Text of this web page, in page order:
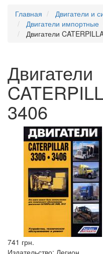
Главная
Двигатели и
Двигатели импортные
Двигатели
Двигатели
3406
741 грн.
Издательство: Легион